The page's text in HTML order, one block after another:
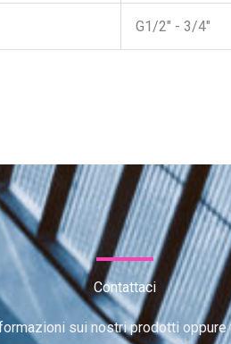
G1/2" - 3/4"
Contattaci
sui nostri prodotti